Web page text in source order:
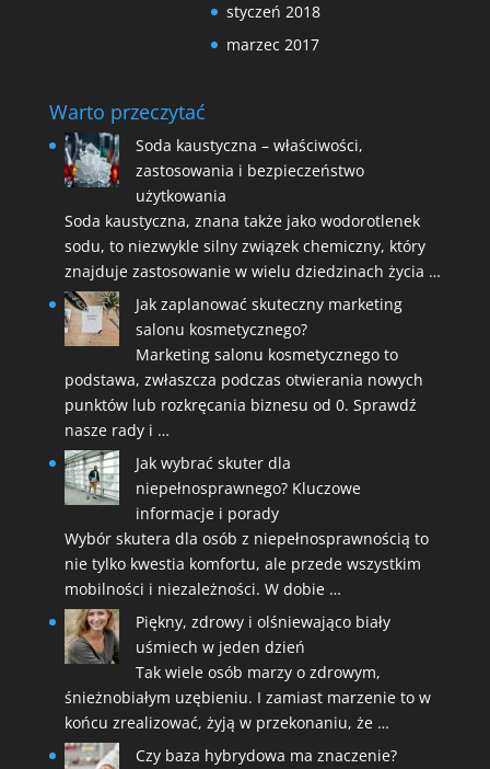
styczeń 2018
marzec 2017
Warto przeczytać
Soda kaustyczna – właściwości,
zastosowania i bezpieczeństwo
użytkowania
Soda kaustyczna, znana także jako wodorotlenek
sodu, to niezwykle silny związek chemiczny, który
znajduje zastosowanie w wielu dziedzinach życia …
Jak zaplanować skuteczny marketing
salonu kosmetycznego?
Marketing salonu kosmetycznego to
podstawa, zwłaszcza podczas otwierania nowych
punktów lub rozkręcania biznesu od 0. Sprawdź
nasze rady i …
Jak wybrać skuter dla
niepełnosprawnego? Kluczowe
informacje i porady
Wybór skutera dla osób z niepełnosprawnością to
nie tylko kwestia komfortu, ale przede wszystkim
mobilności i niezależności. W dobie …
Piękny, zdrowy i olśniewająco biały
uśmiech w jeden dzień
Tak wiele osób marzy o zdrowym,
śnieżnobiałym uzębieniu. I zamiast marzenie to w
końcu zrealizować, żyją w przekonaniu, że …
Czy baza hybrydowa ma znaczenie?